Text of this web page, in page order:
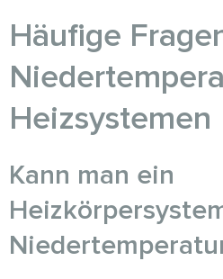
Häufige
Heizsystemen
Kann man ein